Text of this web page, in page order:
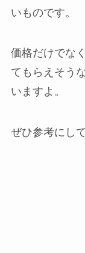
いものです。
価格だけでな
てもらえそう
いますよ。
ぜひ参考にし